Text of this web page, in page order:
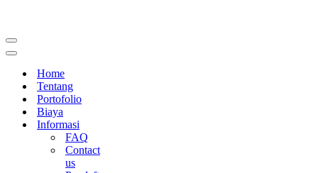
Menu
Navigasi
Menu
NavigasiHome
Tentang
Portofolio
Biaya
Informasi
FAQ
Contact
us